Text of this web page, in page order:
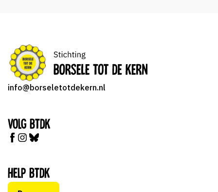
info@borseletotdekern.nl
Volg BTDK
Help BTDK